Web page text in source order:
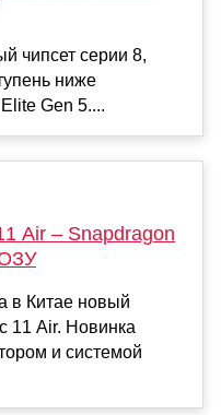
чипсет серии 8,
ниже
Gen 5....
Air – Snapdragon
в Китае новый
11 Air. Новинка
и системой